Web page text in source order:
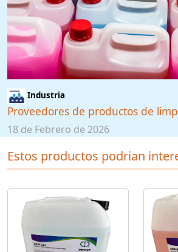
Industria
Proveedores de productos de
18 de Febrero de 2026
Estos productos podrian